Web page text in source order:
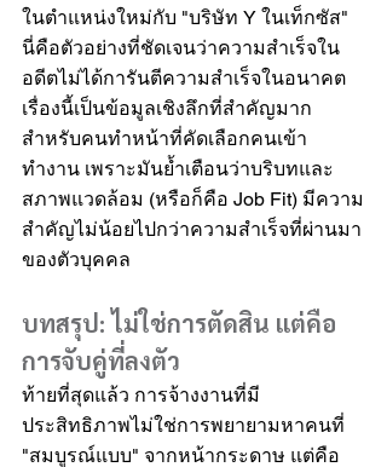
ในตำแหน่งใหม่กับ "บริษัท Y ในเท็กซัส"
นี่คือตัวอย่างที่ชัดเจนว่าความสำเร็จใน
อดีตไม่ได้การันตีความสำเร็จในอนาคต
เรื่องนี้เป็นข้อมูลเชิงลึกที่สำคัญมาก
สำหรับคนทำหน้าที่คัดเลือกคนเข้า
ทำงาน เพราะมันย้ำเตือนว่าบริบทและ
สภาพแวดล้อม (หรือก็คือ Job Fit) มีความ
สำคัญไม่น้อยไปกว่าความสำเร็จที่ผ่านมา
ของตัวบุคคล
บทสรุป: ไม่ใช่การตัดสิน แต่คือ
การจับคู่ที่ลงตัว
ท้ายที่สุดแล้ว การจ้างงานที่มี
ประสิทธิภาพไม่ใช่การพยายามหาคนที่
"สมบูรณ์แบบ" จากหน้ากระดาษ แต่คือ